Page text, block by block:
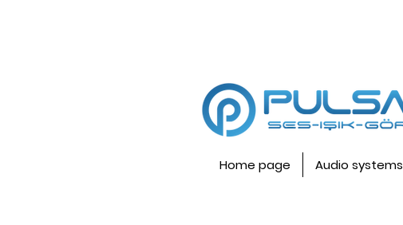
Home page Audio systems